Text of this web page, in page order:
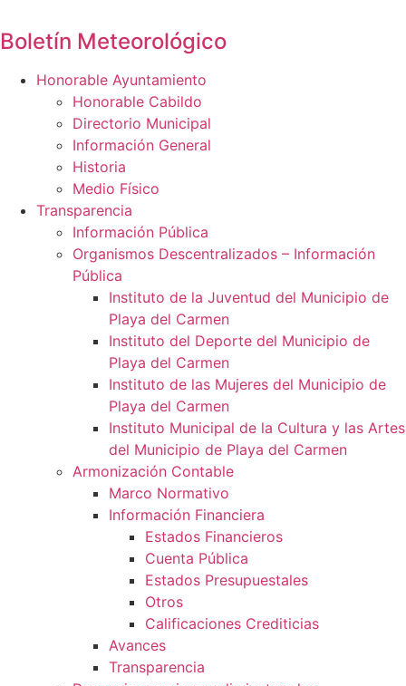
al
contenido
Boletín Meteorológico
Honorable Ayuntamiento
Honorable Cabildo
Directorio Municipal
Información General
Historia
Medio Físico
Transparencia
Información Pública
Organismos Descentralizados – Información
Pública
Instituto de la Juventud del Municipio de
Playa del Carmen
Instituto del Deporte del Municipio de
Playa del Carmen
Instituto de las Mujeres del Municipio de
Playa del Carmen
Instituto Municipal de la Cultura y las Artes
del Municipio de Playa del Carmen
Armonización Contable
Marco Normativo
Información Financiera
Estados Financieros
Cuenta Pública
Estados Presupuestales
Otros
Calificaciones Crediticias
Avances
Transparencia